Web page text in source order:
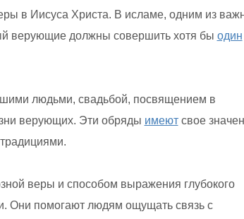
в Иисуса Христа. В исламе, одним из
верующие должны совершить хотя бы один
людьми, свадьбой, посвящением в
верующих. Эти обряды имеютсвое
веры и способом выражения глубокого
Они помогают людям ощущать связь с